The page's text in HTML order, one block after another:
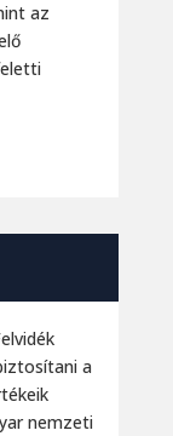
az
a
nemzeti